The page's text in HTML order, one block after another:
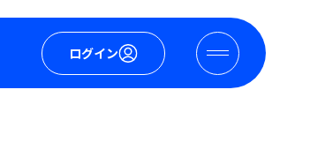
ログイン